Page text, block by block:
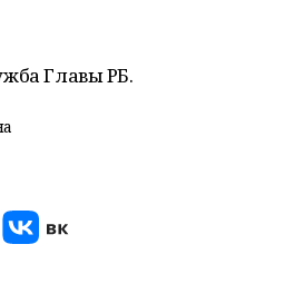
Главы РБ.